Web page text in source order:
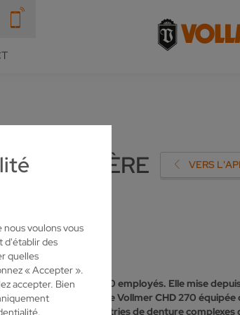
nous voulons vous
d'établir des
quelles
« Accepter ».
accepter. Bien
EN MATIÈRE
VERS
compte aujourd’hui 30 employés. Elle mise
machine d’affûtage Vollmer CHD 270 équipée
carbure aux géométries de denture complexes